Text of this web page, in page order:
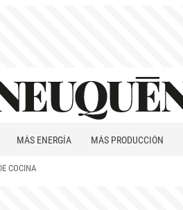
MÁS ENERGÍA MÁS PRODUCCIÓN
COCINA